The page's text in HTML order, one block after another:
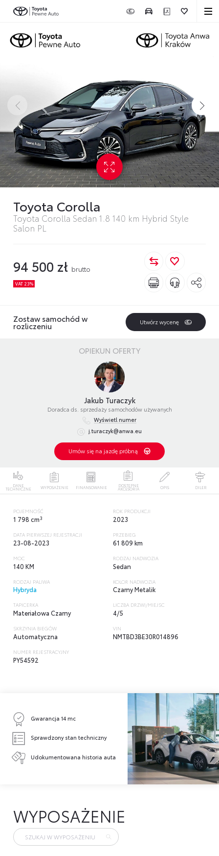
Toyota Corolla
Toyota Corolla Sedan 1.8 140 km Hybrid Style
Salon PL
94 500 zł brutto
VAT 23%
Zostaw samochód w
rozliczeniu Utwórz wycenę
OPIEKUN OFERTY
Jakub Turaczyk
Doradca ds. sprzedaży samochodów używanych
Wyświetl numer
j.turaczyk@anwa.eu
Umów się na jazdę próbną
DANE
TECHNICZNE WYPOSAŻENIE FINANSOWANIE DOSTĘPNE
AKCESORIA OPIS DILER
POJEMNOŚĆ
1 798 cm3
ROK PRODUKCJI
2023
DATA PIERWSZEJ REJESTRACJI
23-08-2023
PRZEBIEG
61 809 km
MOC
140 KM
RODZAJ NADWOZIA
Sedan
RODZAJ PALIWA
Hybryda
KOLOR NADWOZIA
Czarny Metalik
TAPICERKA
Materiałowa Czarny
LICZBA DRZWI/MIEJSC
4/5
SKRZYNIA BIEGÓW
Automatyczna
VIN
NMTBD3BE30R014896
NUMER REJESTRACYJNY
PY54592
Gwarancja 14 mc
Sprawdzony stan techniczny
Udokumentowana historia auta
WYPOSAŻENIE